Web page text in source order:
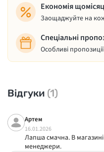
Економія
Заощаджуйте на
Спеціальні
Особливі
Відгуки (1)
Артем
16.01.2026
Лапша смачна. В
менеджери.